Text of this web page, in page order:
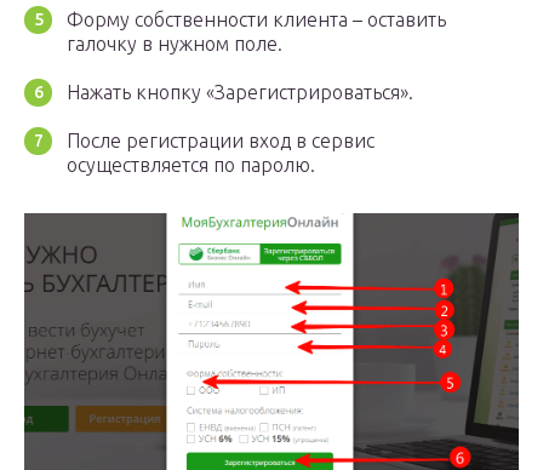
Форму собственности клиента – оставить
галочку в нужном поле.
Нажать кнопку «Зарегистрироваться».
После регистрации вход в сервис
осуществляется по паролю.